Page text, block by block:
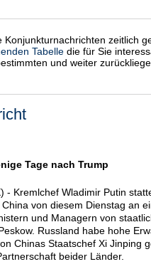
Konjunkturnachrichten zeitlich
Tabelle die für Sie
und weiter
Tage nach Trump
- Kremlchef Wladimir Putin
von diesem Dienstag an
und Managern von
Russland habe hohe
Chinas Staatschef Xi Jinping
beider Länder.